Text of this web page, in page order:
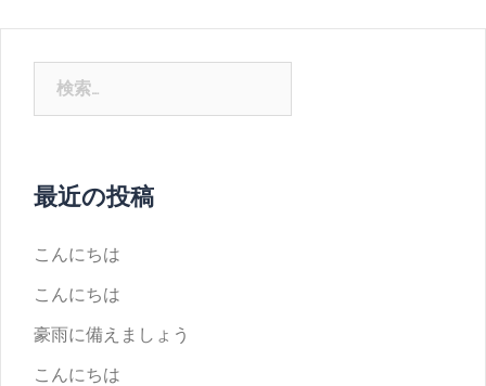
最近の投稿
こんにちは
こんにちは
豪雨に備えましょう
こんにちは